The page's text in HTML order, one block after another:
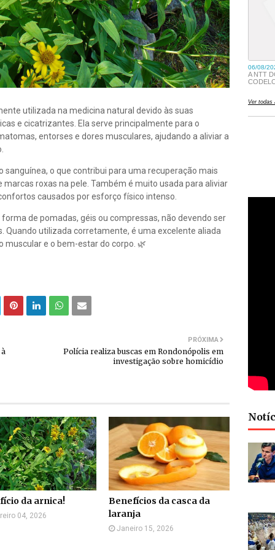
utilizada na medicina natural devido às suas
e cicatrizantes. Ela serve principalmente para o
entorses e dores musculares, ajudando a aliviar a
sanguínea, o que contribui para uma recuperação mais
roxas na pele. Também é muito usada para aliviar
causados por esforço físico intenso.
de pomadas, géis ou compressas, não devendo ser
Quando utilizada corretamente, é uma excelente aliada
muscular e o bem-estar do corpo. 🌿
PRÓXIMA
Polícia realiza buscas em Rondonópolis em
investigação sobre homicídio
da arnica!
04, 2026
Benefícios da casca da
laranja
Janeiro 15, 2026